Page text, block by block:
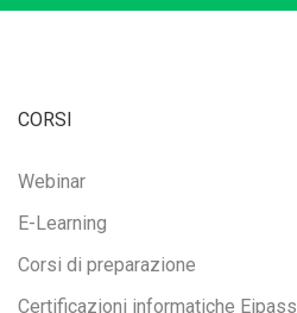
CORSI
Webinar
E-Learning
Corsi di preparazione
Certificazioni informatiche Eipass